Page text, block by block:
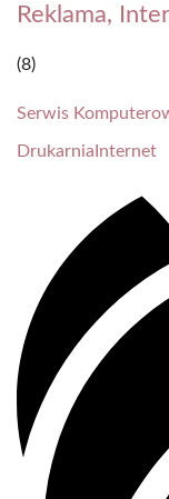
Reklama,
(8)
Serwis
Drukarnia Internet